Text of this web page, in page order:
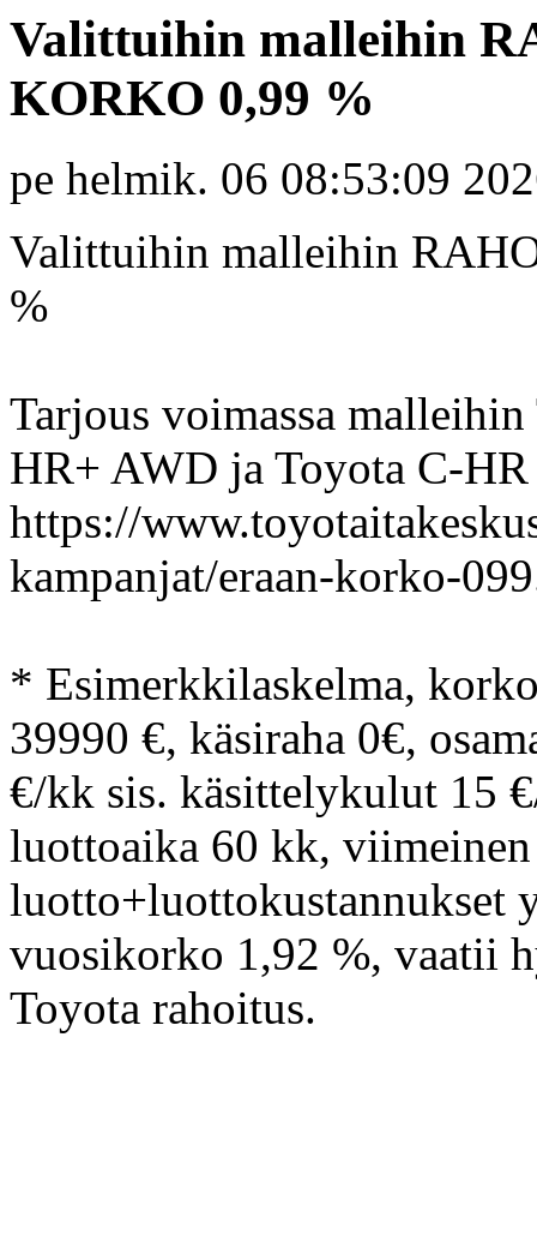
Valittuihin malleihin
KORKO 0,99 %
pe helmik. 06 08:53:09
Valittuihin malleihin
%
Tarjous voimassa
HR+ AWD ja Toyota C-
https://
kampanjat/eraan-korko-
* Esimerkkilaskelma,
39990 €, käsiraha 0€,
€/kk sis. käsittelykulut 15
luottoaika 60 kk,
luotto+luottokustannukset
vuosikorko 1,92 %, vaatii
Toyota rahoitus.